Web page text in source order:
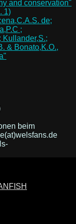
and conservation"
1)
de;
;
Kullander,S.;
& Bonato,K.O.,
beim